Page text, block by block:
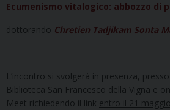
Ecumenismo vitalogico: abbozzo di
dottorando Chretien Tadjikam Sonta
L’incontro si svolgerà in presenza,
Biblioteca San Francesco della Vigna e
Meet richiedendo il link entro il 21 maggio